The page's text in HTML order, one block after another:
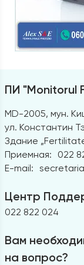
ПИ "Monitorul
MD-2005, мун.
ул. Константин
Здание
Приемная:
022
E-mail:
Центр
022 822 024
Вам
на вопрос?